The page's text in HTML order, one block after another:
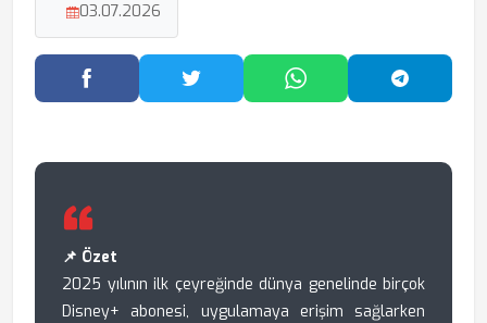
03.07.2026
Facebook'ta PaylaşTwitter'da PaylaşWhatsApp'ta Paylaş
📌 Özet
2025 yılının ilk çeyreğinde dünya genelinde birçok
Disney+ abonesi, uygulamaya erişim sağlarken